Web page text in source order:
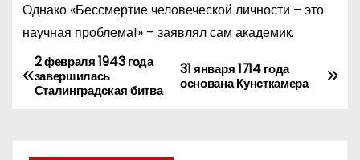
Однако «Бессмертие человеческой личности – это
научная проблема!» – заявлял сам академик.
Н
а
31 января 1714 года
основана Кунсткамера
2 февраля 1943 года
завершилась
Сталинградская битва